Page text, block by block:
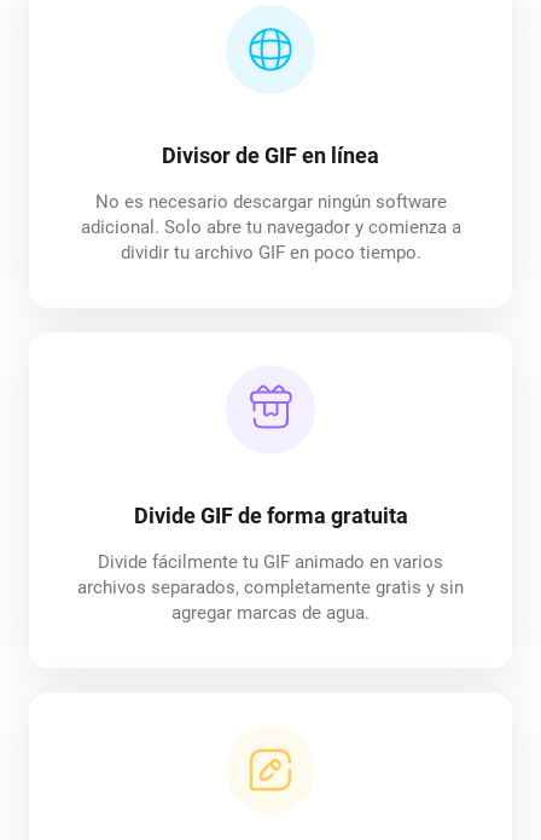
Divisor de GIF en línea
No es necesario descargar ningún software
adicional. Solo abre tu navegador y comienza a
dividir tu archivo GIF en poco tiempo.
Divide GIF de forma gratuita
Divide fácilmente tu GIF animado en varios
archivos separados, completamente gratis y sin
agregar marcas de agua.